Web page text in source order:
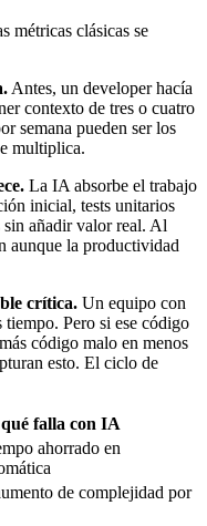
métricas clásicas se
Antes, un developer hacía
contexto de tres o cuatro
semana pueden ser los
multiplica.
La IA absorbe el trabajo
inicial, tests unitarios
añadir valor real. Al
aunque la productividad
crítica. Un equipo con
Pero si ese código
código malo en menos
esto. El ciclo de
falla con IA
ahorrado en
de complejidad por